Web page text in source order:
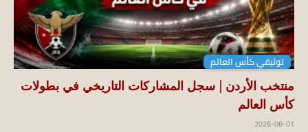
توثيقي كأس العالم
منتخب الأردن | سجل المشاركات التاريخي في بطولات
كأس العالم
2026-08-01